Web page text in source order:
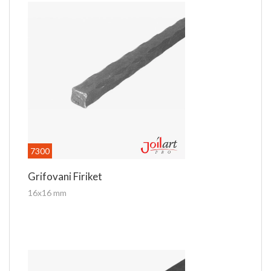
7300
Grifovani Firiket
16x16 mm